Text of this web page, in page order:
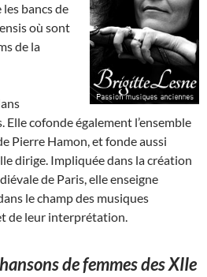
bancs de
où sont
de la
Elle cofonde également l’ensemble
Pierre Hamon, et fonde aussi
dirige. Impliquée dans la création
de Paris, elle enseigne
le champ des musiques
de leur interprétation.
de femmes des XIIe